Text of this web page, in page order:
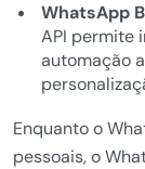
WhatsApp
API permite
automação
Enquanto o
pessoais, o